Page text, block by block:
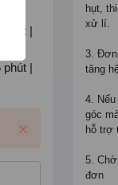
phút |
|
hụt,
xử lí.
3. Đơn
tăng
4.
góc
hỗ trợ
5.
đơn